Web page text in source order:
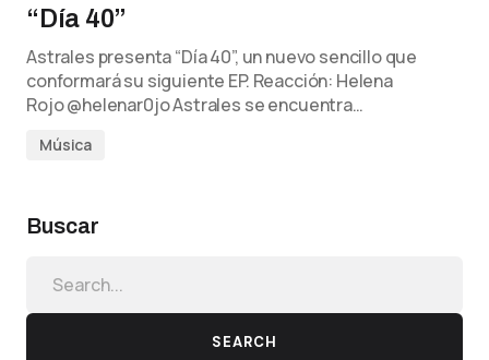
“Día 40”
Astrales presenta “Día 40”, un nuevo sencillo que
conformará su siguiente EP. Reacción: Helena
Rojo @helenar0jo Astrales se encuentra…
Música
Buscar
SEARCH